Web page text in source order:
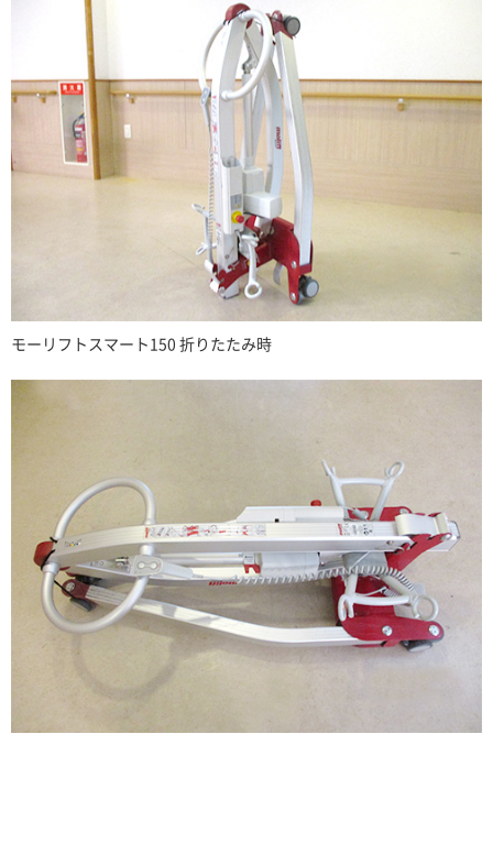
​モーリフトスマート150 折りたたみ時